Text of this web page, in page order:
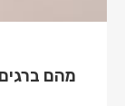
מהם